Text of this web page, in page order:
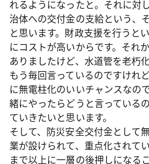
れるようになったと。それに対
治体への交付金の支給という、
と思います。財政支援を行うと
にコストが高いからです。それ
ありましたけど、水道管を老朽
もう毎回言っているのですけれ
に無電柱化のいいチャンスなの
緒にやったらどうと言っている
ていきたいと思います。
そして、防災安全交付金として
業が設けられて、重点化されて
まで以上に一層の後押しになる